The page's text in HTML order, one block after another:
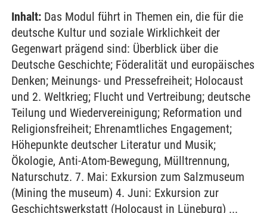
Inhalt: Das Modul führt in Themen ein, die für die
deutsche Kultur und soziale Wirklichkeit der
Gegenwart prägend sind: Überblick über die
Deutsche Geschichte; Föderalität und europäisches
Denken; Meinungs- und Pressefreiheit; Holocaust
und 2. Weltkrieg; Flucht und Vertreibung; deutsche
Teilung und Wiedervereinigung; Reformation und
Religionsfreiheit; Ehrenamtliches Engagement;
Höhepunkte deutscher Literatur und Musik;
Ökologie, Anti-Atom-Bewegung, Mülltrennung,
Naturschutz. 7. Mai: Exkursion zum Salzmuseum
(Mining the museum) 4. Juni: Exkursion zur
Geschichtswerkstatt (Holocaust in Lüneburg) ...